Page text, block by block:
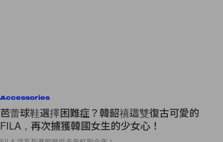
Accessories
芭蕾球鞋選擇困難症？韓韶禧這雙復古可愛的
FILA，再次擄獲韓國女生的少女心！